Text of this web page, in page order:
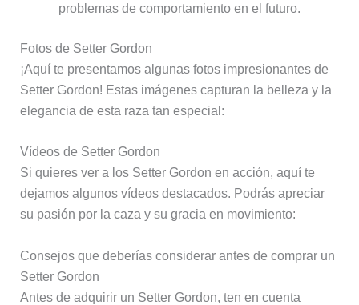
problemas de comportamiento en el futuro.
Fotos de Setter Gordon
¡Aquí te presentamos algunas fotos impresionantes de
Setter Gordon! Estas imágenes capturan la belleza y la
elegancia de esta raza tan especial:
Vídeos de Setter Gordon
Si quieres ver a los Setter Gordon en acción, aquí te
dejamos algunos vídeos destacados. Podrás apreciar
su pasión por la caza y su gracia en movimiento:
Consejos que deberías considerar antes de comprar un
Setter Gordon
Antes de adquirir un Setter Gordon, ten en cuenta